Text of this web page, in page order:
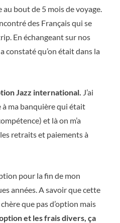
au bout de 5 mois de voyage.
des Français qui se
En échangeant sur nos
constaté qu’on était dans la
Jazz international. J’ai
à ma banquière qui était
et là on m’a
retraits et paiements à
pour la fin de mon
années. A savoir que cette
que pas d’option mais
et les frais divers, ça